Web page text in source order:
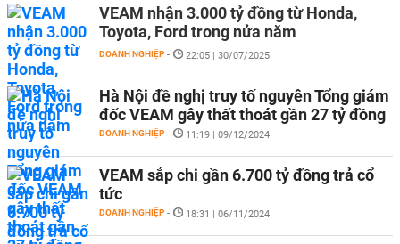
VEAM nhận 3.000 tỷ đồng từ Honda,
Toyota, Ford trong nửa năm
DOANH NGHIỆP - 22:05 | 30/07/2025
Hà Nội đề nghị truy tố nguyên Tổng giám
đốc VEAM gây thất thoát gần 27 tỷ đồng
DOANH NGHIỆP - 11:19 | 09/12/2024
VEAM sắp chi gần 6.700 tỷ đồng trả cổ
tức
DOANH NGHIỆP - 18:31 | 06/11/2024